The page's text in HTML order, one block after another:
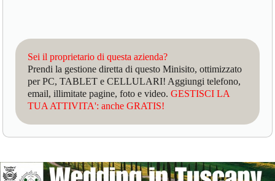
Sei il proprietario di questa azienda?
Prendi la gestione diretta di questo Minisito, ottimizzato
per PC, TABLET e CELLULARI! Aggiungi telefono,
email, illimitate pagine, foto e video.GESTISCI LA
TUA ATTIVITA': anche GRATIS!